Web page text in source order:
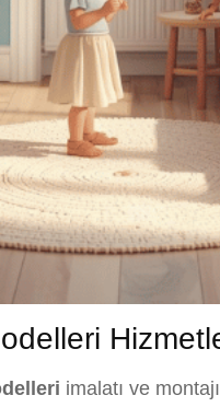
imalatı ve